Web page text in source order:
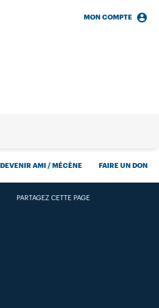
MON COMPTE
DEVENIR AMI / MÉCÈNE FAIRE UN DON
PARTAGEZ CETTE PAGE